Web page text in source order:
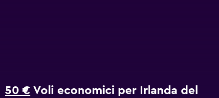
50 € Voli economici per Irlanda del